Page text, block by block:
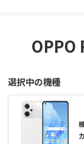
OPPO
選択中の機種